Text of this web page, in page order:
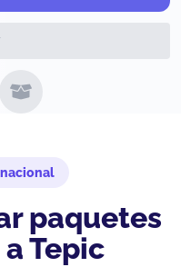
paquetes
Tepic